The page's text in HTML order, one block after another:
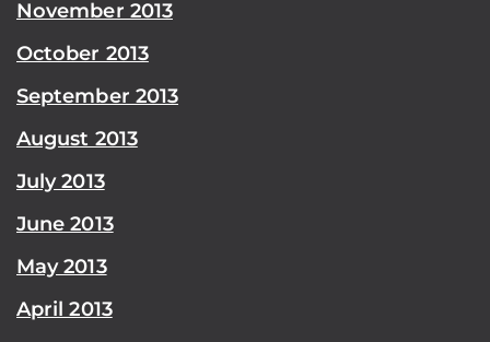
November 2013
October 2013
September 2013
August 2013
July 2013
June 2013
May 2013
April 2013